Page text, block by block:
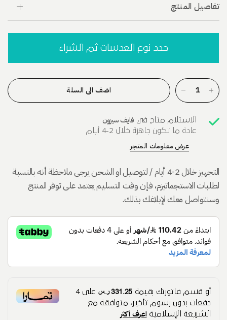
تفاصيل المنتج
حدد نوع العدسات ثم الشراء
اضف الى السلة
الاستلام متاح في فايف سيزون
عادة ما تكون جاهزة خلال 2-4 أيام
عرض معلومات المتجر
التجهيز خلال 2-4 أيام / لتوصيل او الشحن يرجى ملاحظة أنه بالنسبة
لطلبات الاستجماتيزم، فإن وقت التسليم يعتمد على توفر المنتج
وسنتواصل معك لإبلاغك بذلك.
أو قسم فاتورتك بقيمة 331.25 ر.س على4
دفعات بدون رسوم تأخير، متوافقة مع
الشريعة الإسلامية اعرف أكثر